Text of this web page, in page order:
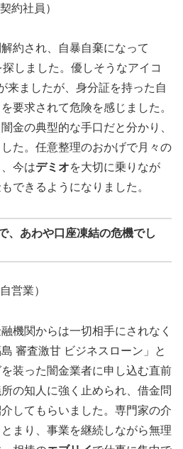
約社員）
約され、自暴自棄になって
しました。優しそうなアイコ
来ましたが、身分証を持った自
要求されて危険を感じました。
金の典型的な手口だと分かり、
た。任意整理のおかげで月々の
今はデミオを大切に乗りなが
できるようになりました。
、あわや口座凍結の危機でし
営業）
機関からは一切相手にされなく
審査激甘 ビジネスローン」と
装った闇金業者に申し込む直前
の知人に強く止められ、借金問
してもらいました。専門家の介
まり、事業を継続しながら無理